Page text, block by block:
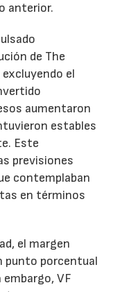
anterior.
de The
el
aumentaron
estables
Este
previsiones
contemplaban
en términos
el margen
punto porcentual
VF